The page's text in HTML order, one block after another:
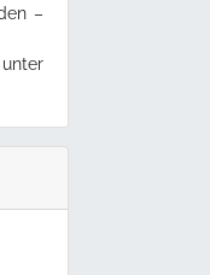
–